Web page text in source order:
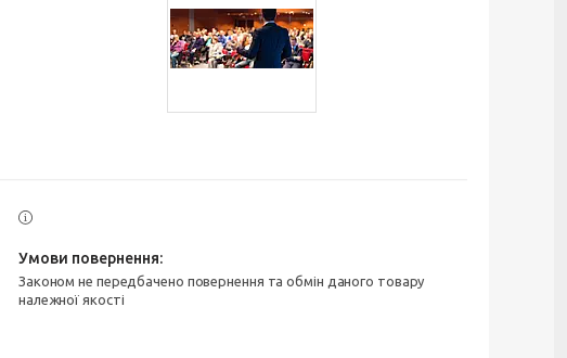
Законом не передбачено повернення та обмін даного товару
належної якості